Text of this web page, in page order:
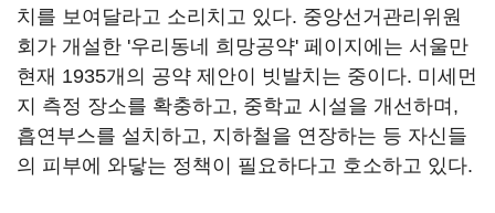
치를 보여달라고 소리치고 있다. 중앙선거관리위원
회가 개설한 '우리동네 희망공약' 페이지에는 서울만
현재 1935개의 공약 제안이 빗발치는 중이다. 미세먼
지 측정 장소를 확충하고, 중학교 시설을 개선하며,
흡연부스를 설치하고, 지하철을 연장하는 등 자신들
의 피부에 와닿는 정책이 필요하다고 호소하고 있다.